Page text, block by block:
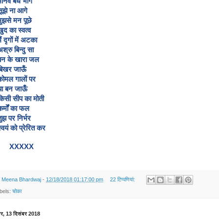
सूझे ना आगे
मुझसे मन पूछे
खुद का स्वत्व
मैं दृगों में अटका
अश्रु बिन्दु सा
बन के खारा जल
बिखर जाऊँ
कोमल गालों पर
या बन जाऊँ
किसी सीप का मोती
कर्मों का फल
तुझ पर निर्भर
स्वयं को प्रेरित कर
Meena Bhardwaj - 12/18/2018 01:17:00 pm 22 टिप्‍पणियां:
चोका
13 दिसंबर 2018